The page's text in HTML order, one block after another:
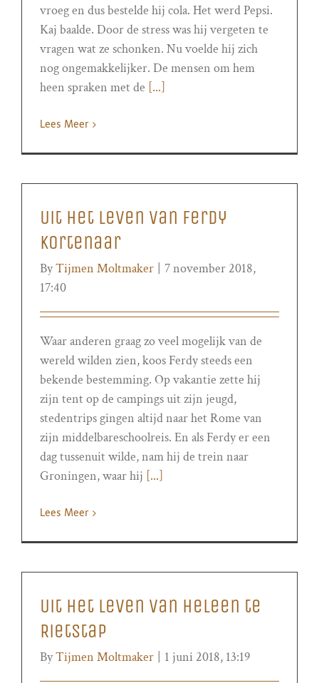
vroeg en dus bestelde hij cola. Het werd Pepsi.
Kaj baalde. Door de stress was hij vergeten te
vragen wat ze schonken. Nu voelde hij zich
nog ongemakkelijker. De mensen om hem
heen spraken met de [...]
Lees Meer
Uit het leven van Ferdy
Kortenaar
ByTijmen Moltmaker
7 november 2018,
17:40
Waar anderen graag zo veel mogelijk van de
wereld wilden zien, koos Ferdy steeds een
bekende bestemming. Op vakantie zette hij
zijn tent op de campings uit zijn jeugd,
stedentrips gingen altijd naar het Rome van
zijn middelbareschoolreis. En als Ferdy er een
dag tussenuit wilde, nam hij de trein naar
Groningen, waar hij [...]
Lees Meer
Uit het leven van Heleen te
Rietstap
ByTijmen Moltmaker 1 juni 2018, 13:19